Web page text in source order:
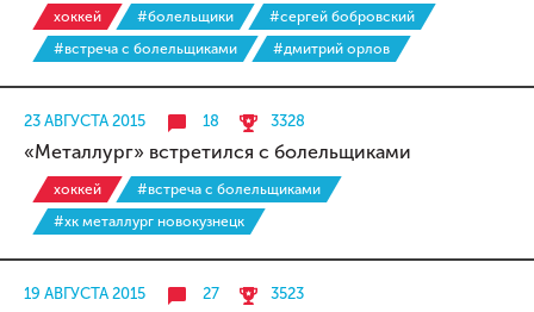
хоккей #болельщики
#сергей бобровский
#встреча с болельщиками
#дмитрий орлов
23 АВГУСТА 2015 18 3328
«Металлург» встретился с болельщиками
хоккей
#встреча с болельщиками
#хк металлург новокузнецк
19 АВГУСТА 2015 27 3523